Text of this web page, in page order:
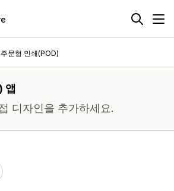
주문형 인쇄(POD)
앱
디자인을 추가하세요.